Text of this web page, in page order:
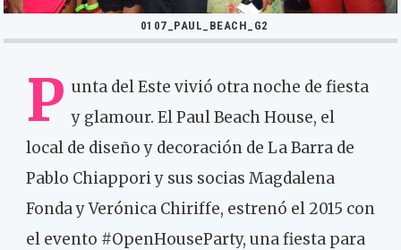
0107_PAUL_BEACH_G2
P unta del Este vivió otra noche de fiesta
y glamour. El Paul Beach House, el
local de diseño y decoración de La Barra de
Pablo Chiappori y sus socias Magdalena
Fonda y Verónica Chiriffe, estrenó el 2015 con
el evento #OpenHouseParty, una fiesta para